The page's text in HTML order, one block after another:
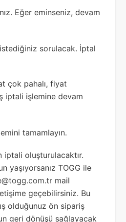
Eğer eminseniz, devam
sorulacak. İptal
çok pahalı, fiyat
iptali işlemine devam
tamamlayın.
iptali oluşturulacaktır.
yaşıyorsanız TOGG ile
mail
geçebilirsiniz. Bu
olduğunuz ön sipariş
geri dönüşü sağlayacak